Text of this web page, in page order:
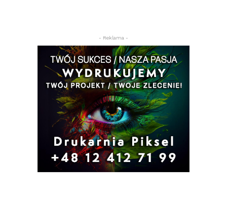
- Reklama -